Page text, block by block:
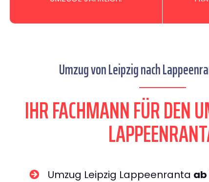
Umzug von Leipzig nach
IHR FACHMANN FÜR DEN
Umzug Leipzig Lappeenranta ab